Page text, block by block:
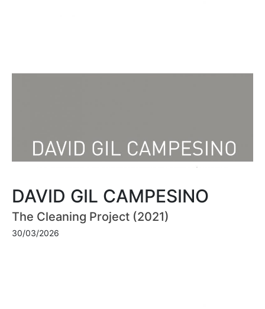
DAVID GIL CAMPESINO
The Cleaning Project (2021)
30/03/2026